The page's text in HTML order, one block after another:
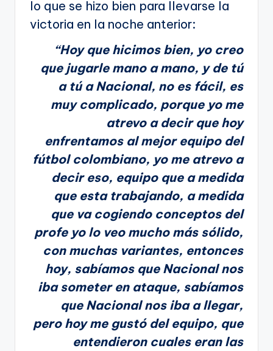
lo que se hizo bien para llevarse la
victoria en la noche anterior:
“Hoy que hicimos bien, yo creo
que jugarle mano a mano, y de tú
a tú a Nacional, no es fácil, es
muy complicado, porque yo me
atrevo a decir que hoy
enfrentamos al mejor equipo del
fútbol colombiano, yo me atrevo a
decir eso, equipo que a medida
que esta trabajando, a medida
que va cogiendo conceptos del
profe yo lo veo mucho más sólido,
con muchas variantes, entonces
hoy, sabíamos que Nacional nos
iba someter en ataque, sabíamos
que Nacional nos iba a llegar,
pero hoy me gustó del equipo, que
entendieron cuales eran las